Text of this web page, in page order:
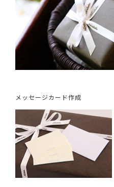
メッセージカード作成